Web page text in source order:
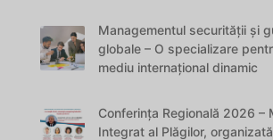
Managementul securității și
globale – O specializare
mediu internațional dinamic
Conferința Regională 2026 –
Integrat al Plăgilor,